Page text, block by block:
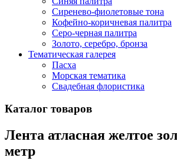
Сиренево-фиолетовые тона
Кофейно-коричневая палитра
Серо-черная палитра
Золото, серебро, бронза
Тематическая галерея
Пасха
Морская тематика
Свадебная флористика
Каталог товаров
Лента атласная желтое
метр